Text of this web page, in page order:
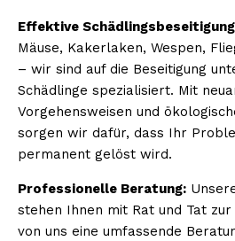
Effektive
Mäuse, Kakerlaken, Wespen,
– wir sind auf die Beseitigung
Schädlinge spezialisiert. Mit
Vorgehensweisen und
sorgen wir dafür, dass Ihr
permanent gelöst wird.
Professionelle Beratung:
stehen Ihnen mit Rat und Tat
von uns eine umfassende